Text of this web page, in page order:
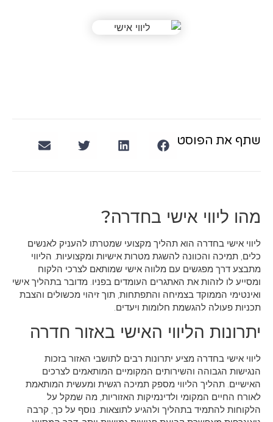
שתף את הפוסט
מהו ליווי אישי בחדרה?
ליווי אישי בחדרה הוא תהליך מקצועי שמטרתו להעניק לאנשים
כלים, תמיכה והכוונה להשגת מטרות אישיות ומקצועיות. הליווי
מתבצע דרך מפגשים עם מלווה אישי שמותאם לצרכי הלקוח
ומסייע לו לזהות את האתגרים העומדים בפניו. מדובר בתהליך אישי
ואינטימי הממוקד בצמיחה והתפתחות, תוך זיהוי מכשולים והצבת
תכניות פעולה להגשמת חלומות ויעדים.
יתרונות הליווי האישי באזור חדרה
ליווי אישי בחדרה מציע יתרונות רבים לתושבי האזור בזכות
הנגישות הגבוהה והשירותים המקומיים המותאמים לצרכים
האישיים. תהליך הליווי מספק תמיכה רגשית ומעשית המותאמת
לאורח החיים המקומי ולדינמיקות האזוריות, מה שמקל על
הלקוחות להתמיד בתהליך ולהגיע לתוצאות. נוסף על כך, קרבה